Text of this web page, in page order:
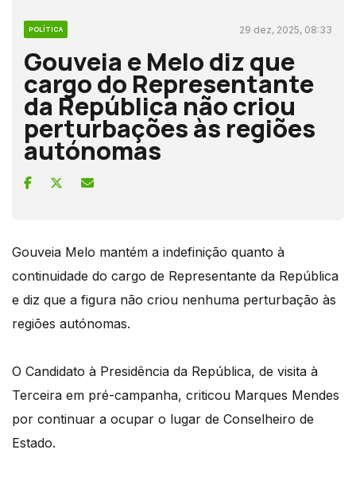
POLÍTICA 29 dez, 2025, 08:33
Gouveia e Melo diz que
cargo do Representante
da República não criou
perturbações às regiões
autónomas
Gouveia Melo mantém a indefinição quanto à
continuidade do cargo de Representante da República
e diz que a figura não criou nenhuma perturbação às
regiões autónomas.
O Candidato à Presidência da República, de visita à
Terceira em pré-campanha, criticou Marques Mendes
por continuar a ocupar o lugar de Conselheiro de
Estado.